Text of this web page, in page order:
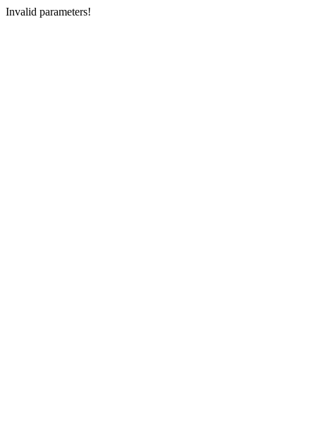
Invalid parameters!